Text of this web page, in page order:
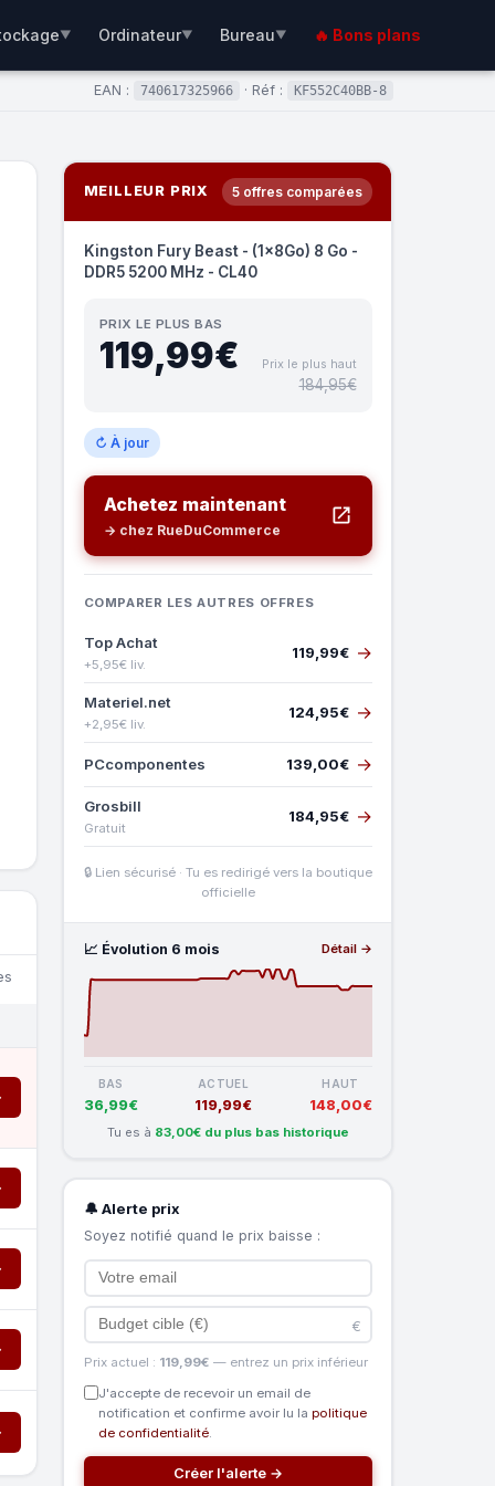
▼ Ordinateur▼ Bureau▼ 🔥 Bons plans
EAN : 740617325966 · Réf : KF552C40BB-8
MEILLEUR PRIX 5 offres comparées
Kingston Fury Beast - (1x8Go) 8 Go -
DDR5 5200 MHz - CL40
PRIX LE PLUS BAS
119,99€ Prix le plus haut
184,95€
↻ À jour
Achetez maintenant
→ chez RueDuCommerce
COMPARER LES AUTRES OFFRES
Top Achat
+5,95€ liv.
119,99€ →
Materiel.net
+2,95€ liv.
124,95€ →
PCcomponentes 139,00€ →
Grosbill
Gratuit
184,95€ →
🔒 Lien sécurisé · Tu es redirigé vers la boutique
officielle
📈 Évolution 6 mois Détail →
BAS
36,99€
ACTUEL
119,99€
HAUT
148,00€
Tu es à 83,00€ du plus bas historique
🔔 Alerte prix
Soyez notifié quand le prix baisse :
€
Prix actuel : 119,99€ — entrez un prix inférieur
J'accepte de recevoir un email de
notification et confirme avoir lu la politique
de confidentialité.
Créer l'alerte →